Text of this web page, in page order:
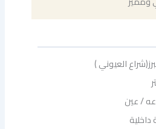
العيوني )
/ عين